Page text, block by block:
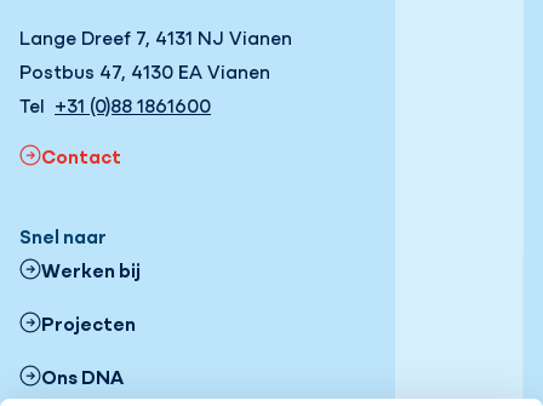
Lange Dreef 7, 4131 NJ Vianen
Postbus 47, 4130 EA Vianen
Tel +31 (0)88 1861600
Contact
Snel naar
Werken bij
Projecten
Ons DNA